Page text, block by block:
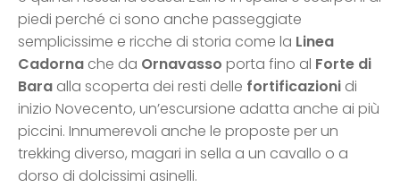
piedi perché ci sono anche passeggiate
semplicissime e ricche di storia come la Linea
Cadorna che da Ornavasso porta fino al Forte di
Bara alla scoperta dei resti delle fortificazioni di
inizio Novecento, un’escursione adatta anche ai più
piccini. Innumerevoli anche le proposte per un
trekking diverso, magari in sella a un cavallo o a
dorso di dolcissimi asinelli.